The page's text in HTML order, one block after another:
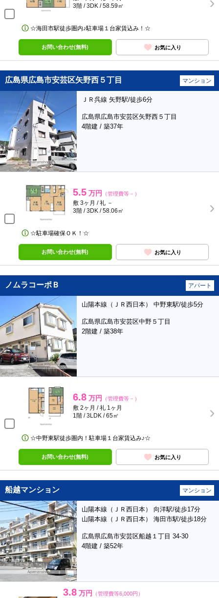
3階 / 3DK / 58.59㎡
☆海田市駅徒歩圏内♪駐車場１台家賃込み！☆
お問い合わせ(無料) お気に入り
広島県広島市安芸区矢野西５丁目 マンション
ＪＲ呉線 矢野駅/徒歩6分
広島県広島市安芸区矢野西５丁目
4階建 / 築37年
5.5 万円 （管理費等－）
敷 3ヶ月 / 礼 －
3階 / 3DK / 58.06㎡
☆駐車場確保ＯＫ！☆
お問い合わせ(無料) お気に入り
ノムラコーポＢ アパート
山陽本線（ＪＲ西日本） 中野東駅/徒歩5分
広島県広島市安芸区中野５丁目
2階建 / 築38年
6.8 万円 （管理費等－）
敷 2ヶ月 / 礼 1ヶ月
1階 / 3LDK / 65㎡
☆中野東駅徒歩圏内！駐車場１台家賃込み♪☆
お問い合わせ(無料) お気に入り
船越マンション マンション
山陽本線（ＪＲ西日本） 向洋駅/徒歩17分
山陽本線（ＪＲ西日本） 海田市駅/徒歩18分
広島県広島市安芸区船越１丁目 34-30
4階建 / 築52年
3.8 万円 （管理費等6,000円）